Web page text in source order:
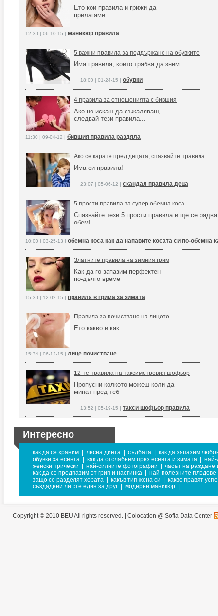
Ето кои правила и грижи да
прилагаме
12:30 | 06-10-15 | маникюр правила
5 важни правила за поддържане на обувките
Има правила, които трябва да знем
18:00 | 01-24-15 | обувки
4 правила за отношенията с бившия
Ако не искаш да съжаляваш,
следвай тези правила...
11:30 | 09-04-12 | бившия правила раздяла
Ако се карате пред децата, спазвайте правила
Има си правила!
23:07 | 05-06-12 | скандал правила деца
5 прости правила за супер обемна коса
Спазвайте тези 5 прости правила и ще се
обем!
10:00 | 03-25-13 | обемна коса как да напавите косата си по-обемна
Златните правила на зимния грим
Как да го запазим перфектен
по-дълго време
15:30 | 12-02-15 | правила в грима за зимата
Правила за почистване на лицето
Ето какво и как
15:34 | 06-12-15 | лице почистване
12-те правила на таксиметровия шофьор
Пропусни колкото можеш коли да
минат пред теб
13:52 | 05-19-15 | такси шофьор правила
Интересно
как да се храним лесна диета съдбата
как да запазим
обувки за есента
как да отслабнем през есента и зимата
най-
женски прически
най-силните фотографии
часът на раждане
как да се предпазим от грип и настинка
най-полезните плодове
защо се разделят хората
какъв тип жена си
какво правят
създадени ли сте един за друг
модерен маникюр
Copyright © 2010 BEU All rights reserved. | Colocation @ Sofia Data Center